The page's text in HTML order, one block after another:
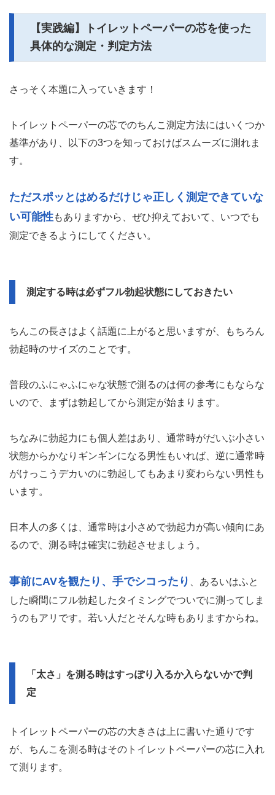
【実践編】トイレットペーパーの芯を使った
具体的な測定・判定方法
さっそく本題に入っていきます！
トイレットペーパーの芯でのちんこ測定方法にはいくつか
基準があり、以下の3つを知っておけばスムーズに測れま
す。
ただスポッとはめるだけじゃ正しく測定できていな
い可能性もありますから、ぜひ抑えておいて、いつでも
測定できるようにしてください。
測定する時は必ずフル勃起状態にしておきたい
ちんこの長さはよく話題に上がると思いますが、もちろん
勃起時のサイズのことです。
普段のふにゃふにゃな状態で測るのは何の参考にもならな
いので、まずは勃起してから測定が始まります。
ちなみに勃起力にも個人差はあり、通常時がだいぶ小さい
状態からかなりギンギンになる男性もいれば、逆に通常時
がけっこうデカいのに勃起してもあまり変わらない男性も
います。
日本人の多くは、通常時は小さめで勃起力が高い傾向にあ
るので、測る時は確実に勃起させましょう。
事前にAVを観たり、手でシコったり
、あるいはふと
した瞬間にフル勃起したタイミングでついでに測ってしま
うのもアリです。若い人だとそんな時もありますからね。
「太さ」を測る時はすっぽり入るか入らないかで判
定
トイレットペーパーの芯の大きさは上に書いた通りです
が、ちんこを測る時はそのトイレットペーパーの芯に入れ
て測ります。